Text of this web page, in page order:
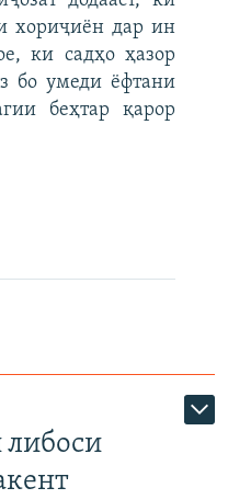
хориҷиён дар ин
ки садҳо ҳазор
бо умеди ёфтани
беҳтар қарор